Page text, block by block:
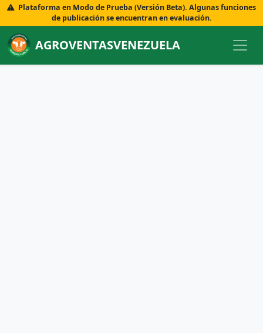
Plataforma en Modo de Prueba (Versión Beta). Algunas funciones
de publicación se encuentran en evaluación.
AGROVENTASVENEZUELA